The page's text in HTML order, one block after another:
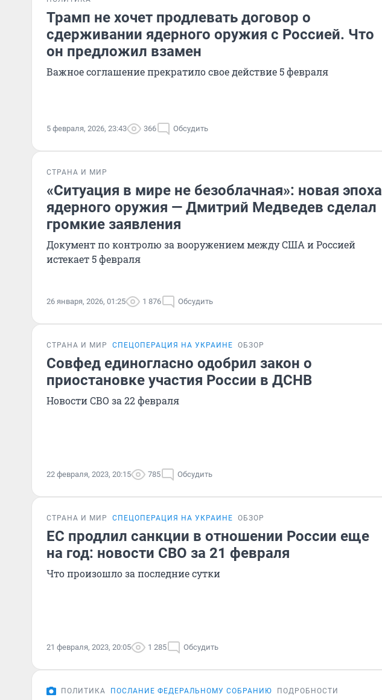
Трамп не хочет продлевать договор о
сдерживании ядерного оружия с Россией. Что
он предложил взамен
Важное соглашение прекратило свое действие 5 февраля
5 февраля, 2026, 23:43 366 Обсудить
СТРАНА И МИР
«Ситуация в мире не безоблачная»: новая эпоха
ядерного оружия — Дмитрий Медведев сделал
громкие заявления
Документ по контролю за вооружением между США и Россией
истекает 5 февраля
26 января, 2026, 01:25 1 876 Обсудить
СТРАНА И МИР СПЕЦОПЕРАЦИЯ НА УКРАИНЕ ОБЗОР
Совфед единогласно одобрил закон о
приостановке участия России в ДСНВ
Новости СВО за 22 февраля
22 февраля, 2023, 20:15 785 Обсудить
СТРАНА И МИР СПЕЦОПЕРАЦИЯ НА УКРАИНЕ ОБЗОР
ЕС продлил санкции в отношении России еще
на год: новости СВО за 21 февраля
Что произошло за последние сутки
21 февраля, 2023, 20:05 1 285 Обсудить
ПОЛИТИКА ПОСЛАНИЕ ФЕДЕРАЛЬНОМУ СОБРАНИЮ ПОДРОБНОСТИ